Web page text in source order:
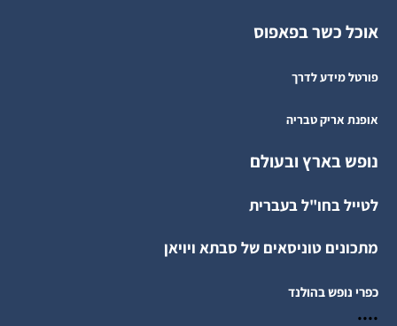
אוכל כשר בפאפוס
פורטל מידע לדרך
אופנת אריק טבריה
נופש בארץ ובעולם
לטייל בחו"ל בעברית
מתכונים טוניסאים של סבתא ויויאן
כפרי נופש בהולנד
....